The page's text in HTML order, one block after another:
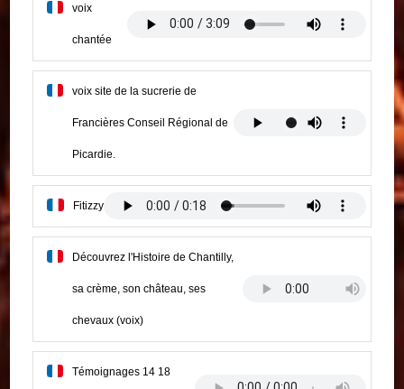
voix
chantée
voix site de la sucrerie de
Francières Conseil Régional de
Picardie.
Fitizzy
Découvrez l'Histoire de Chantilly,
sa crème, son château, ses
chevaux (voix)
Témoignages 14 18